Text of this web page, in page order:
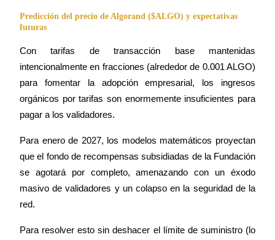
Predicción del precio de Algorand ($ALGO) y expectativas
futuras
Con tarifas de transacción base mantenidas
intencionalmente en fracciones (alrededor de 0.001 ALGO)
para fomentar la adopción empresarial, los ingresos
orgánicos por tarifas son enormemente insuficientes para
pagar a los validadores.
Para enero de 2027, los modelos matemáticos proyectan
que el fondo de recompensas subsidiadas de la Fundación
se agotará por completo, amenazando con un éxodo
masivo de validadores y un colapso en la seguridad de la
red.
Para resolver esto sin deshacer el límite de suministro (lo